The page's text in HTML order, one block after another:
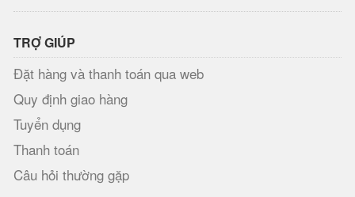
TRỢ GIÚP
Đặt hàng và thanh toán qua web
Quy định giao hàng
Tuyển dụng
Thanh toán
Câu hỏi thường gặp